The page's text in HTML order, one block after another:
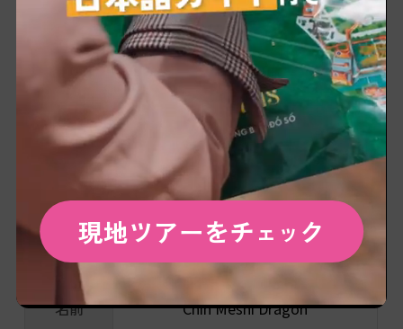
名前 Chin Meshi Dragon
現地ツアーをチェッ ク